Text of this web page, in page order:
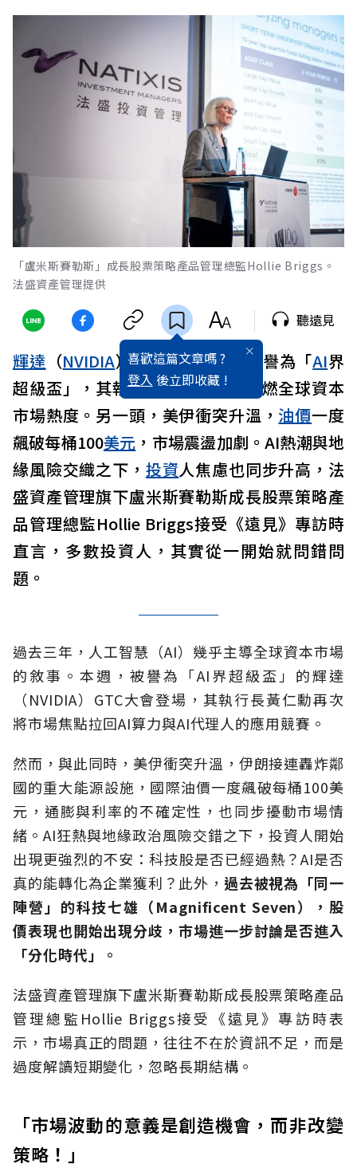
「盧米斯賽勒斯」成長股票策略產品管理總監Hollie Briggs。
法盛資產管理提供
喜歡這篇文章嗎 ?
登入 後立即收藏 !
聽遠見
輝達 （NVIDIA）GTC大會登場，被譽為「AI界
超級盃」，其執行長黃仁勳再度點燃全球資本
市場熱度。另一頭，美伊衝突升溫， 油價一度
飆破每桶100美元 ，市場震盪加劇。AI熱潮與地
緣風險交織之下， 投資人焦慮也同步升高，法
盛資產管理旗下盧米斯賽勒斯成長股票策略產
品管理總監Hollie Briggs接受《遠見》專訪時
直言，多數投資人，其實從一開始就問錯問
題。
過去三年，人工智慧（AI）幾乎主導全球資本市場
的敘事。本週，被譽為「AI界超級盃」的輝達
（NVIDIA）GTC大會登場，其執行長黃仁勳再次
將市場焦點拉回AI算力與AI代理人的應用競賽。
然而，與此同時，美伊衝突升溫，伊朗接連轟炸鄰
國的重大能源設施，國際油價一度飆破每桶100美
元，通膨與利率的不確定性，也同步擾動市場情
緒。AI狂熱與地緣政治風險交錯之下，投資人開始
出現更強烈的不安：科技股是否已經過熱？AI是否
真的能轉化為企業獲利？此外， 過去被視為「同一
陣營」的科技七雄（Magnificent Seven），股
價表現也開始出現分歧，市場進一步討論是否進入
「分化時代」。
法盛資產管理旗下盧米斯賽勒斯成長股票策略產品
管理總監Hollie Briggs接受《遠見》專訪時表
示，市場真正的問題，往往不在於資訊不足，而是
過度解讀短期變化，忽略長期結構。
「市場波動的意義是創造機會，而非改變
策略！」